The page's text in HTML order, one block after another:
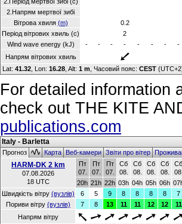
2.Напрям мертвої зибі
Вітрова хвиля (m)
0.2
Період вітрових хвиль (с)
2
Wind wave energy (kJ)
- - - - - - -
-
Напрям вітрових хвиль
Lat: 41.32 , Lon: 16.28 Alt: 1 m , Часовий пояс: CEST
For detailed information
check out THE KITE
publications.com
Italy - Barletta
Прогноз КартаВеб-камериЗвіти про вітер
HARM-DK 2 km
07.08.2026
18 UTC
Пт
07.
Пт
07.
Пт
07.
Сб
08.
Сб
08.
Сб
08.
Сб
08.
Сб
20h 21h 22h 03h 04h 05h 06h
Швидкість вітру (вузлів) 6 5 9 8 8 8 8
7
Пориви вітру (вузлів) 7 8 13 11 11 12 12
11
Напрям вітру